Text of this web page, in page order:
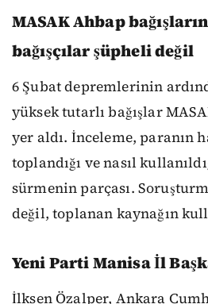
MASAK Ahbap
bağışçılar şüpheli değil
6 Şubat depremlerinin
yüksek tutarlı bağışlar
yer aldı. İnceleme, paranın
toplandığı ve nasıl
sürmenin parçası.
değil, toplanan kaynağın
Yeni Parti Manisa İl
İlksen Özalper, Ankara